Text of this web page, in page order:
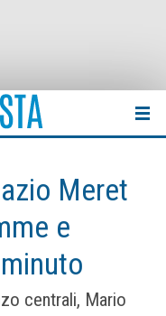
Meret
e
centrali, Mario